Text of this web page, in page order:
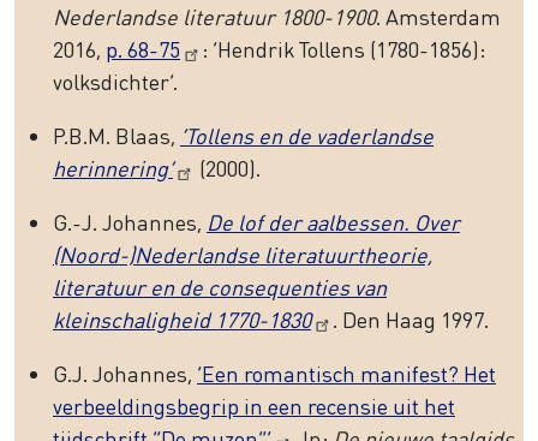
Nederlandse literatuur 1800-1900. Amsterdam
2016, p. 68-75
: ‘Hendrik Tollens (1780-1856):
volksdichter’.
P.B.M. Blaas, ‘Tollens en de vaderlandse
herinnering’
(2000).
G.-J. Johannes, De lof der aalbessen. Over
(Noord-)Nederlandse literatuurtheorie,
literatuur en de consequenties van
kleinschaligheid 1770-1830
. Den Haag 1997.
G.J. Johannes, ‘Een romantisch manifest? Het
verbeeldingsbegrip in een recensie uit het